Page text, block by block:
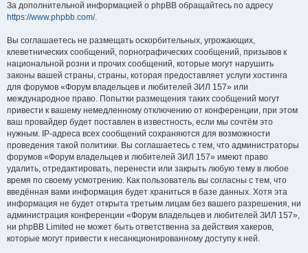
За дополнительной информацией о phpBB обращайтесь по адресу
https://www.phpbb.com/.
Вы соглашаетесь не размещать оскорбительных, угрожающих,
клеветнических сообщений, порнографических сообщений, призывов к
национальной розни и прочих сообщений, которые могут нарушить
законы вашей страны, страны, которая предоставляет услуги хостинга
для форумов «Форум владельцев и любителей ЗИЛ 157» или
международное право. Попытки размещения таких сообщений могут
привести к вашему немедленному отключению от конференции, при этом
ваш провайдер будет поставлен в известность, если мы сочтём это
нужным. IP-адреса всех сообщений сохраняются для возможности
проведения такой политики. Вы соглашаетесь с тем, что администраторы
форумов «Форум владельцев и любителей ЗИЛ 157» имеют право
удалить, отредактировать, перенести или закрыть любую тему в любое
время по своему усмотрению. Как пользователь вы согласны с тем, что
введённая вами информация будет храниться в базе данных. Хотя эта
информация не будет открыта третьим лицам без вашего разрешения, ни
администрация конференции «Форум владельцев и любителей ЗИЛ 157»,
ни phpBB Limited не может быть ответственна за действия хакеров,
которые могут привести к несанкционированному доступу к ней.